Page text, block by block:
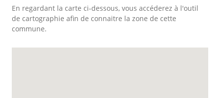
En regardant la carte ci-dessous, vous accéderez à l'outil
de cartographie afin de connaitre la zone de cette
commune.